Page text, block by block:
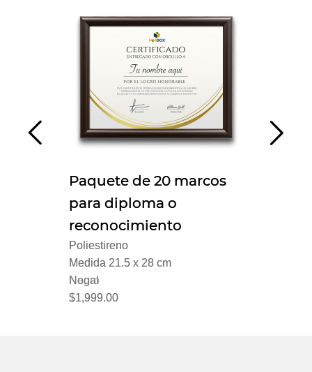
Paquete de 20 marcos
para diploma o
reconocimiento
Poliestireno
Medida 21.5 x 28 cm
Negro
$1,999.00
Paquete de 20 marcos
para diploma o
reconocimiento
Poliestireno
Medida 21.5 x 28 cm
Nogal
$1,999.00